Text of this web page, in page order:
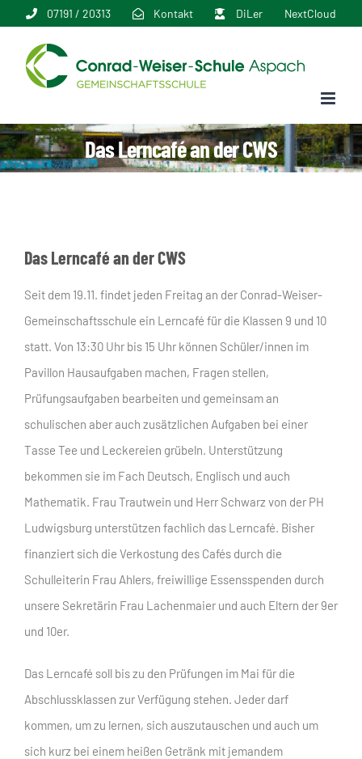
springen
07191 / 20313 Kontakt DiLer NextCloud
Das Lerncafé an der CWS
Das Lerncafé an der CWS
Seit dem 19.11. findet jeden Freitag an der Conrad-Weiser-
Gemeinschaftsschule ein Lerncafé für die Klassen 9 und 10
statt. Von 13:30 Uhr bis 15 Uhr können Schüler/innen im
Pavillon Hausaufgaben machen, Fragen stellen,
Prüfungsaufgaben bearbeiten und gemeinsam an
schulischen aber auch zusätzlichen Aufgaben bei einer
Tasse Tee und Leckereien grübeln. Unterstützung
bekommen sie im Fach Deutsch, Englisch und auch
Mathematik. Frau Trautwein und Herr Schwarz von der PH
Ludwigsburg unterstützen fachlich das Lerncafé. Bisher
finanziert sich die Verkostung des Cafés durch die
Schulleiterin Frau Ahlers, freiwillige Essensspenden durch
unsere Sekretärin Frau Lachenmaier und auch Eltern der 9er
und 10er.
Das Lerncafé soll bis zu den Prüfungen im Mai für die
Abschlussklassen zur Verfügung stehen. Jeder darf
kommen, um zu lernen, sich auszutauschen und auch um
sich kurz bei einem heißen Getränk mit jemandem